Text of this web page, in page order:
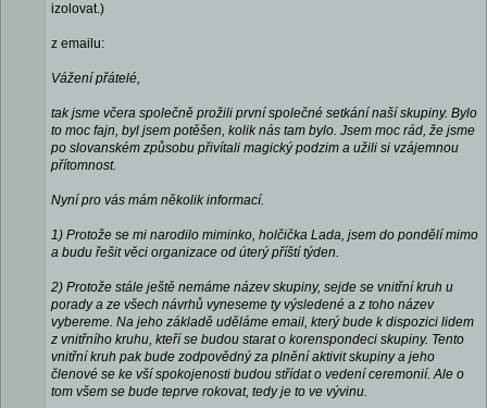
izolovat.)
z emailu:
Vážení přátelé,
tak jsme včera společně prožili první společné setkání naší skupiny. Bylo
to moc fajn, byl jsem potěšen, kolik nás tam bylo. Jsem moc rád, že jsme
po slovanském způsobu přivítali magický podzim a užili si vzájemnou
přítomnost.
Nyní pro vás mám několik informací.
1) Protože se mi narodilo miminko, holčička Lada, jsem do pondělí mimo
a budu řešit věci organizace od úterý příští týden.
2) Protože stále ještě nemáme název skupiny, sejde se vnitřní kruh u
porady a ze všech návrhů vyneseme ty výsledené a z toho název
vybereme. Na jeho základě uděláme email, který bude k dispozici lidem
z vnitřního kruhu, kteří se budou starat o korenspondeci skupiny. Tento
vnitřní kruh pak bude zodpovědný za plnění aktivit skupiny a jeho
členové se ke vší spokojenosti budou střídat o vedení ceremonií. Ale o
tom všem se bude teprve rokovat, tedy je to ve vývinu.